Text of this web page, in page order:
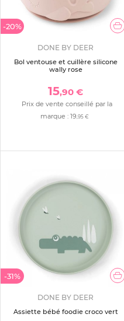
-20%
DONE BY DEER
Bol ventouse et cuillère silicone
wally rose
15,90 €
Prix de vente conseillé par la
marque : 19 ,95 €
-31%
DONE BY DEER
Assiette bébé foodie croco vert